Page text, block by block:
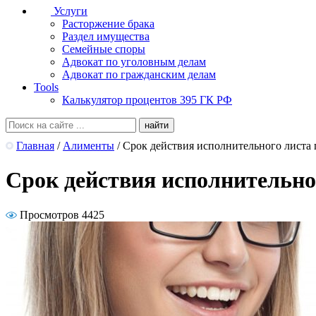
Услуги
Расторжение брака
Раздел имущества
Семейные споры
Адвокат по уголовным делам
Адвокат по гражданским делам
Tools
Калькулятор процентов 395 ГК РФ
Главная / Алименты / Срок действия исполнительного
Срок действия
Просмотров 4425